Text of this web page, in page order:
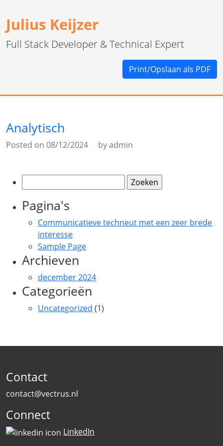
Julius Keijzer
Full Stack Developer & Technical Expert
Print/Opslaan als PDF
Analytisch
Posted on 08/12/2024 by admin
naar:
Pagina's
Communicatieve techneut met een zeer brede
interesse
Sample Page
Archieven
december 2024
Categorieën
Uncategorized (1)
Contact
contact@vectrus.nl
Connect
LinkedIn